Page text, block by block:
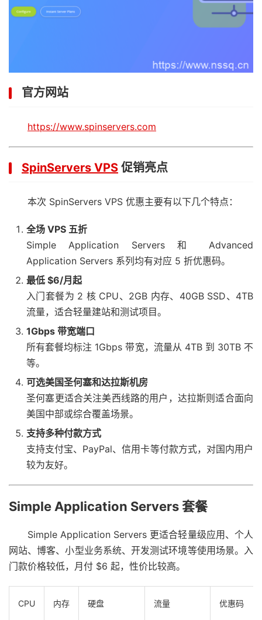
官方网站
https://www.spinservers.com
SpinServers VPS 促销亮点
本次 SpinServers VPS 优惠主要有以下几个特点：
全场 VPS 五折
Simple Application Servers 和 Advanced
Application Servers 系列均有对应 5 折优惠码。
最低 $6/月起
入门套餐为 2 核 CPU、2GB 内存、40GB SSD、4TB
流量，适合轻量建站和测试项目。
1Gbps 带宽端口
所有套餐均标注 1Gbps 带宽，流量从 4TB 到 30TB 不
等。
可选美国圣何塞和达拉斯机房
圣何塞更适合关注美西线路的用户，达拉斯则适合面向
美国中部或综合覆盖场景。
支持多种付款方式
支持支付宝、PayPal、信用卡等付款方式，对国内用户
较为友好。
Simple Application Servers 套餐
Simple Application Servers 更适合轻量级应用、个人
网站、博客、小型业务系统、开发测试环境等使用场景。入
门款价格较低，月付 $6 起，性价比较高。
CPU 内存 硬盘 流量 优惠码